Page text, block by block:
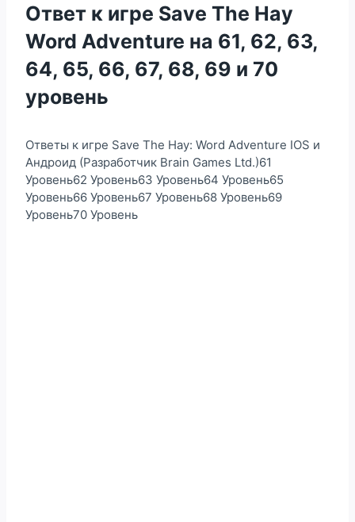
Ответ к игре Save The Hay
Word Adventure на 61, 62, 63,
64, 65, 66, 67, 68, 69 и 70
уровень
Ответы к игре Save The Hay: Word Adventure IOS и
Андроид (Разработчик Brain Games Ltd.)61
Уровень62 Уровень63 Уровень64 Уровень65
Уровень66 Уровень67 Уровень68 Уровень69
Уровень70 Уровень